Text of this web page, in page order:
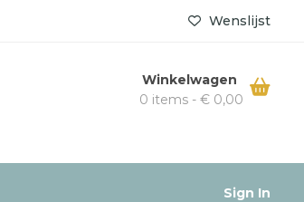
Wenslijst
Winkelwagen
0 items - €0,00
Sign In